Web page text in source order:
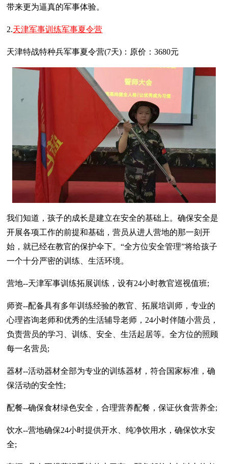
带来更为逼真的军事体验。
2.天津军事训练军事夏令营
天津特战特种兵军事夏令营(7天)：原价：3680元
我们知道，孩子的成长是建立在安全的基础上。确保安全是
开展各项工作的前提和基础，营员从进人营地的那一刻开
始，就已经在教官的保护伞下。“全方位安全管理”将给孩子
一个十分严密的训练、生活环境。
营地--天津军事训练拓展训练，设有24小时教官巡视值班;
师资--配备具有多年训练经验的教官、拓展培训师，专业的
心理咨询老师和优秀的生活辅导老师，24小时伴随小营员，
负责营员的学习、训练、安全、生活起居等。全方位的照顾
每一名营员;
器材--活动器材全部为专业的训练器材，符合国家标准，确
保活动的安全性;
配餐--确保食材绿色安全，合理营养配餐，保证伙食营养全;
饮水--营地确保24小时提供开水、纯净饮用水，确保饮水安
全;